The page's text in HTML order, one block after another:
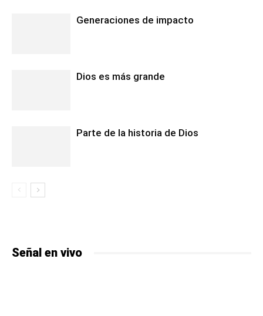
Generaciones de impacto
Dios es más grande
Parte de la historia de Dios
Señal en vivo